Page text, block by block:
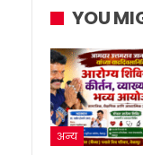
YOU
अन्य